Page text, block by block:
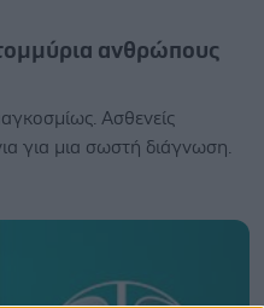
ανθρώπους
Ασθενείς
για μια σωστή διάγνωση.